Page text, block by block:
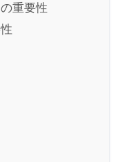
重要性